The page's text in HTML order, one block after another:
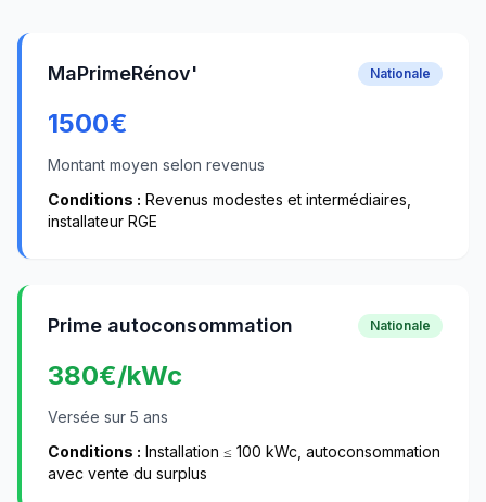
MaPrimeRénov' Nationale
1500€
Montant moyen selon revenus
Conditions : Revenus modestes et intermédiaires,
installateur RGE
Prime autoconsommation Nationale
380€/kWc
Versée sur 5 ans
Conditions : Installation ≤ 100 kWc, autoconsommation
avec vente du surplus